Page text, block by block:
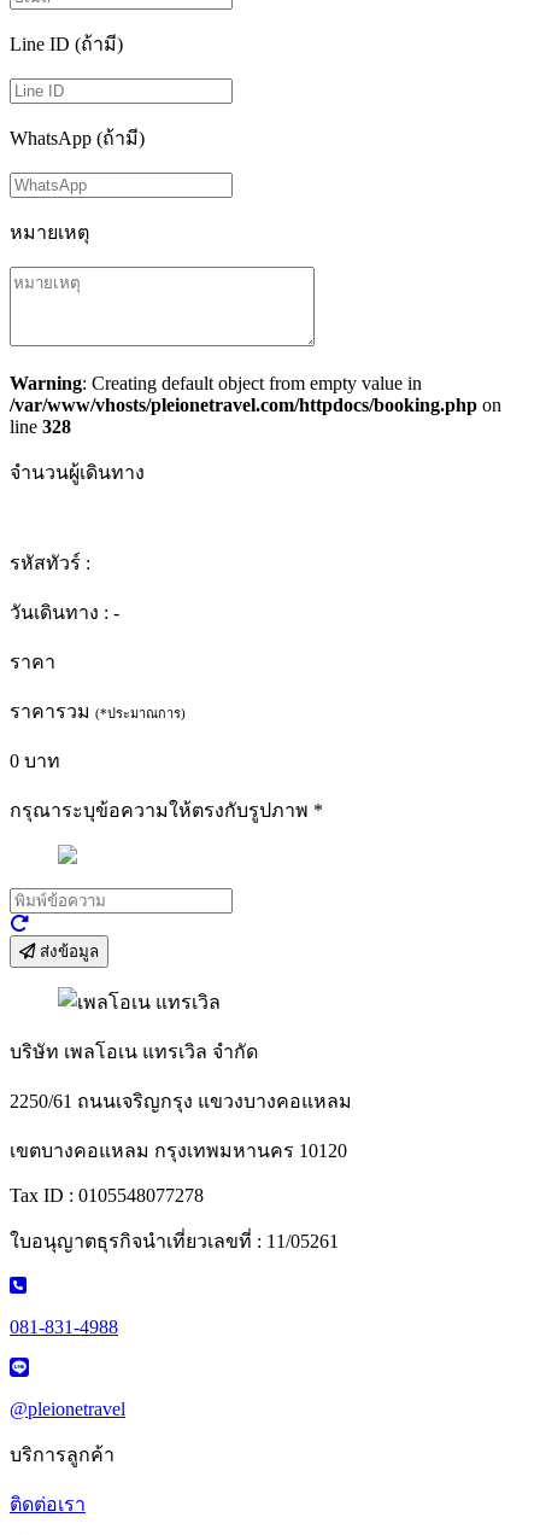
Line ID (ถ้ามี)
WhatsApp (ถ้ามี)
หมายเหตุ
Warning: Creating default object from empty value in
/var/www/vhosts/pleionetravel.com/httpdocs/booking.php on
line 328
จำนวนผู้เดินทาง
รหัสทัวร์ :
วันเดินทาง : -
ราคา
ราคารวม (*ประมาณการ)
0 บาท
กรุณาระบุข้อความให้ตรงกับรูปภาพ *
ส่งข้อมูล
บริษัท เพลโอเน แทรเวิล จำกัด
2250/61 ถนนเจริญกรุง แขวงบางคอแหลม
เขตบางคอแหลม กรุงเทพมหานคร 10120
Tax ID : 0105548077278
ใบอนุญาตธุรกิจนำเที่ยวเลขที่ : 11/05261
081-831-4988
@pleionetravel
บริการลูกค้า
ติดต่อเรา